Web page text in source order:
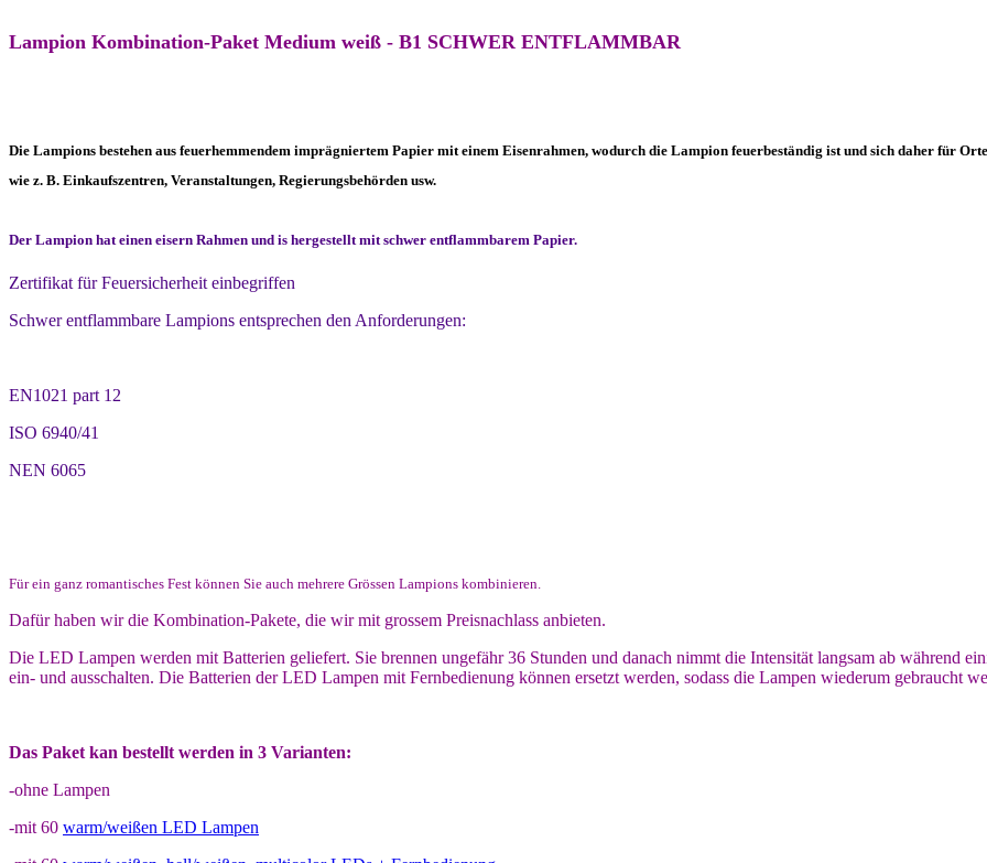
Lampion Kombination-Paket Medium weiß - B1 SCHWER ENTFLAMMBAR
Die Lampions bestehen aus feuerhemmendem imprägniertem Papier mit einem Eisenrahmen, wodurch die Lampion feuerbeständig ist und sich daher für
wie z. B. Einkaufszentren, Veranstaltungen, Regierungsbehörden usw.
Der Lampion hat einen eisern Rahmen und is hergestellt mit schwer entflammbarem Papier.
Zertifikat für Feuersicherheit einbegriffen
Schwer entflammbare Lampions entsprechen den Anforderungen:
EN1021 part 12
ISO 6940/41
NEN 6065
Für ein ganz romantisches Fest können Sie auch mehrere Grössen Lampions kombinieren.
Dafür haben wir die Kombination-Pakete, die wir mit grossem Preisnachlass anbieten.
Die LED Lampen werden mit Batterien geliefert. Sie brennen ungefähr 36 Stunden und danach nimmt die Intensität langsam ab während
ein- und ausschalten. Die Batterien der LED Lampen mit Fernbedienung können ersetzt werden, sodass die Lampen wiederum gebraucht
Das Paket kan bestellt werden in 3 Varianten:
-ohne Lampen
-mit 60 warm/weißen LED Lampen